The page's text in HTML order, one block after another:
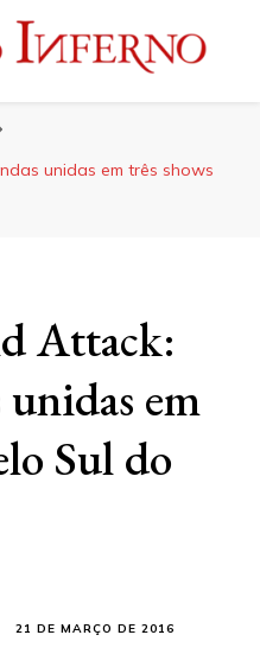
unidas em três shows
Attack:
em
Sul do
21 DE MARÇO DE 2016